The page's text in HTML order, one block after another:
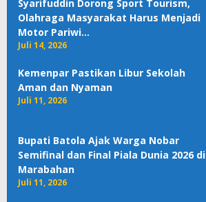
Syarifuddin Dorong Sport Tourism,
Olahraga Masyarakat Harus Menjadi
Motor Pariwi…
Juli 14, 2026
Kemenpar Pastikan Libur Sekolah
Aman dan Nyaman
Juli 11, 2026
Bupati Batola Ajak Warga Nobar
Semifinal dan Final Piala Dunia 2026 di
Marabahan
Juli 11, 2026